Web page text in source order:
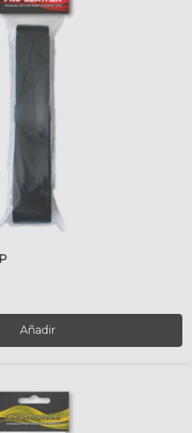
Añadir